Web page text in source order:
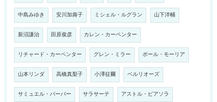
中島みゆき 安川加壽子 ミシェル・ルグラン 山下洋輔
新沼謙治 田原俊彦 カレン・カーペンター
リチャード・カーペンター グレン・ミラー ポール・モーリア
山本リンダ 高橋真梨子 小澤征爾 ベルリオーズ
サミュエル・バーバー サラサーテ アストル・ピアソラ